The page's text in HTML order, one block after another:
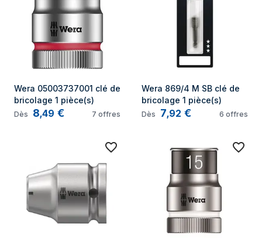
Wera 05003737001 clé de
bricolage 1 pièce(s)
Dès 8,49 € 7 offres
Wera 869/4 M SB clé de
bricolage 1 pièce(s)
Dès 7,92 € 6 offres